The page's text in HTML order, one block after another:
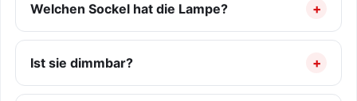
Welchen Sockel hat die Lampe?
Ist sie dimmbar?